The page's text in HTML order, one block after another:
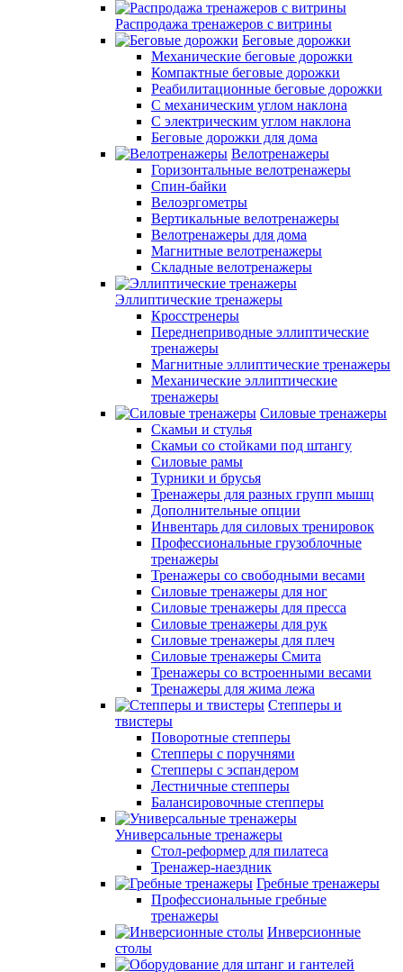
Распродажа тренажеров с витрины
Беговые дорожки
Механические беговые дорожки
Компактные беговые дорожки
Реабилитационные беговые дорожки
С механическим углом наклона
С электрическим углом наклона
Беговые дорожки для дома
Велотренажеры
Горизонтальные велотренажеры
Спин-байки
Велоэргометры
Вертикальные велотренажеры
Велотренажеры для дома
Магнитные велотренажеры
Складные велотренажеры
Эллиптические тренажеры
Кросстренеры
Переднеприводные эллиптические
тренажеры
Магнитные эллиптические тренажеры
Механические эллиптические
тренажеры
Силовые тренажеры
Скамьи и стулья
Скамьи со стойками под штангу
Силовые рамы
Турники и брусья
Тренажеры для разных групп мышц
Дополнительные опции
Инвентарь для силовых тренировок
Профессиональные грузоблочные
тренажеры
Тренажеры со свободными весами
Силовые тренажеры для ног
Силовые тренажеры для пресса
Силовые тренажеры для рук
Силовые тренажеры для плеч
Силовые тренажеры Смита
Тренажеры со встроенными весами
Тренажеры для жима лежа
Степперы и
твистеры
Поворотные степперы
Степперы с поручнями
Степперы с эспандером
Лестничные степперы
Балансировочные степперы
Универсальные тренажеры
Стол-реформер для пилатеса
Тренажер-наездник
Гребные тренажеры
Профессиональные гребные
тренажеры
Инверсионные
столы